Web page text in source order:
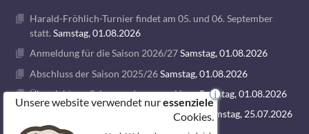
Harald-Fröhlich-Turnier findet am 05. und 06. September
statt. Samstag, 01.08.2026
Anmeldung für die Saison 2026/27Samstag, 01.08.2026
Abschluss der Saison 2025/26Samstag, 01.08.2026
Übersicht zur Saison und unseren LigenSamstag, 01.08.2026
1. VOLLEY GODS SUMMER CAMP 2026Samstag, 25.07.2026
Unsere website verwendet nuressenziele
Cookies.
i